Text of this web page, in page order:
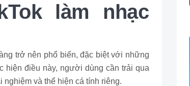
làm nhạc
trở nên phổ biến, đặc biệt với những
hiện điều này, người dùng cần trải qua
và thể hiện cá tính riêng.